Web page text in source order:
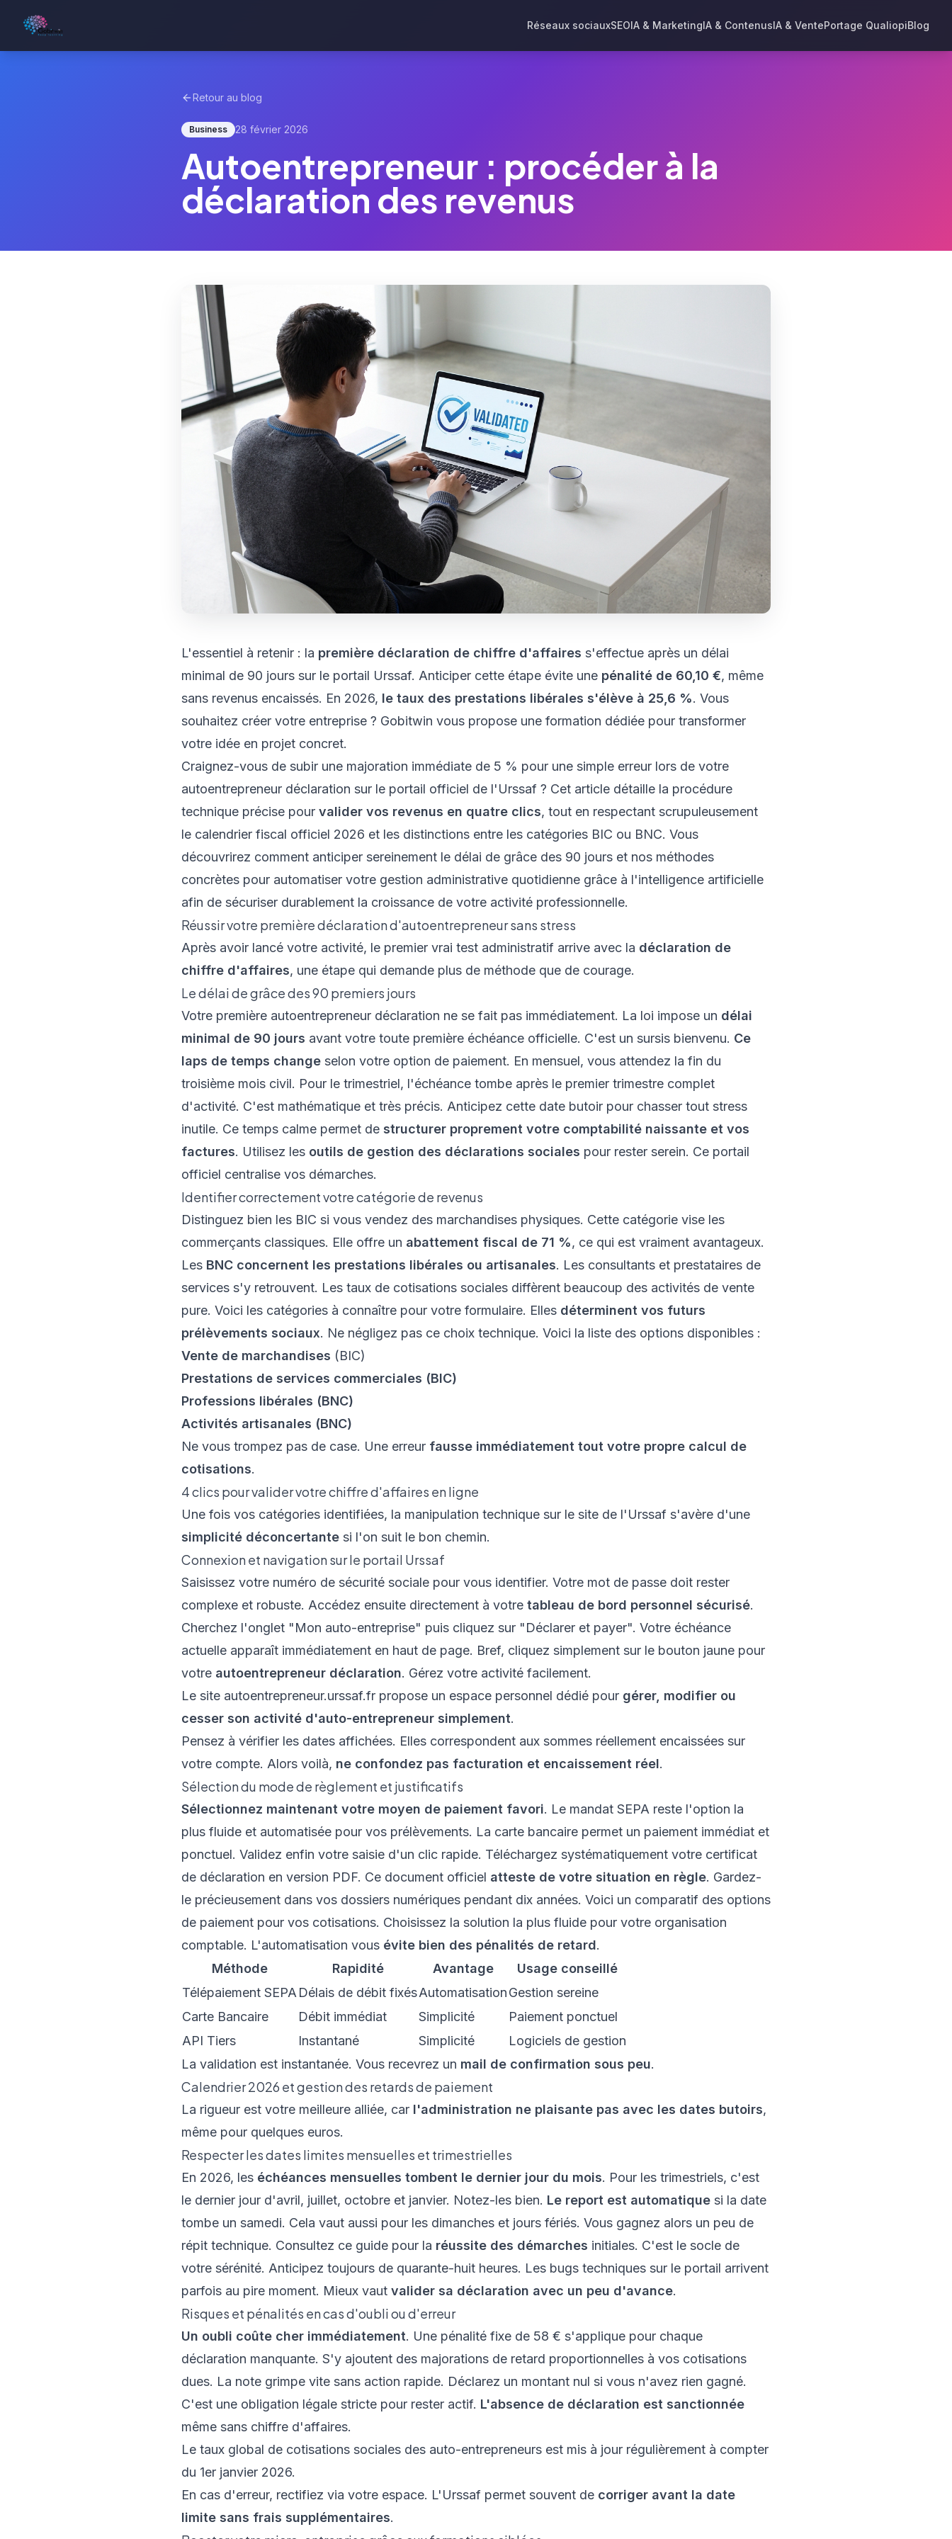
Réseaux sociauxSEOIA & MarketingIA & ContenusIA & VentePortage QualiopiBlog
Retour au blog
Business 28 février 2026
Autoentrepreneur : procéder à la
déclaration des revenus
L'essentiel à retenir : la première déclaration de chiffre d'affaires s'effectue après un délai
minimal de 90 jours sur le portail Urssaf. Anticiper cette étape évite une pénalité de 60,10 €, même
sans revenus encaissés. En 2026, le taux des prestations libérales s'élève à 25,6 %. Vous
souhaitez créer votre entreprise ? Gobitwin vous propose une formation dédiée pour transformer
votre idée en projet concret.
Craignez-vous de subir une majoration immédiate de 5 % pour une simple erreur lors de votre
autoentrepreneur déclaration sur le portail officiel de l'Urssaf ? Cet article détaille la procédure
technique précise pour valider vos revenus en quatre clics, tout en respectant scrupuleusement
le calendrier fiscal officiel 2026 et les distinctions entre les catégories BIC ou BNC. Vous
découvrirez comment anticiper sereinement le délai de grâce des 90 jours et nos méthodes
concrètes pour automatiser votre gestion administrative quotidienne grâce à l'intelligence artificielle
afin de sécuriser durablement la croissance de votre activité professionnelle.
Réussir votre première déclaration d'autoentrepreneur sans stress
Après avoir lancé votre activité, le premier vrai test administratif arrive avec la déclaration de
chiffre d'affaires, une étape qui demande plus de méthode que de courage.
Le délai de grâce des 90 premiers jours
Votre première autoentrepreneur déclaration ne se fait pas immédiatement. La loi impose un délai
minimal de 90 jours avant votre toute première échéance officielle. C'est un sursis bienvenu. Ce
laps de temps change selon votre option de paiement. En mensuel, vous attendez la fin du
troisième mois civil. Pour le trimestriel, l'échéance tombe après le premier trimestre complet
d'activité. C'est mathématique et très précis. Anticipez cette date butoir pour chasser tout stress
inutile. Ce temps calme permet de structurer proprement votre comptabilité naissante et vos
factures. Utilisez les outils de gestion des déclarations sociales pour rester serein. Ce portail
officiel centralise vos démarches.
Identifier correctement votre catégorie de revenus
Distinguez bien les BIC si vous vendez des marchandises physiques. Cette catégorie vise les
commerçants classiques. Elle offre un abattement fiscal de 71 %, ce qui est vraiment avantageux.
Les BNC concernent les prestations libérales ou artisanales. Les consultants et prestataires de
services s'y retrouvent. Les taux de cotisations sociales diffèrent beaucoup des activités de vente
pure. Voici les catégories à connaître pour votre formulaire. Elles déterminent vos futurs
prélèvements sociaux. Ne négligez pas ce choix technique. Voici la liste des options disponibles :
Vente de marchandises (BIC)
Prestations de services commerciales (BIC)
Professions libérales (BNC)
Activités artisanales (BNC)
Ne vous trompez pas de case. Une erreur fausse immédiatement tout votre propre calcul de
cotisations.
4 clics pour valider votre chiffre d'affaires en ligne
Une fois vos catégories identifiées, la manipulation technique sur le site de l'Urssaf s'avère d'une
simplicité déconcertante si l'on suit le bon chemin.
Connexion et navigation sur le portail Urssaf
Saisissez votre numéro de sécurité sociale pour vous identifier. Votre mot de passe doit rester
complexe et robuste. Accédez ensuite directement à votre tableau de bord personnel sécurisé.
Cherchez l'onglet "Mon auto-entreprise" puis cliquez sur "Déclarer et payer". Votre échéance
actuelle apparaît immédiatement en haut de page. Bref, cliquez simplement sur le bouton jaune pour
votre autoentrepreneur déclaration. Gérez votre activité facilement.
Le site autoentrepreneur.urssaf.fr propose un espace personnel dédié pour gérer, modifier ou
cesser son activité d'auto-entrepreneur simplement.
Pensez à vérifier les dates affichées. Elles correspondent aux sommes réellement encaissées sur
votre compte. Alors voilà, ne confondez pas facturation et encaissement réel.
Sélection du mode de règlement et justificatifs
Sélectionnez maintenant votre moyen de paiement favori. Le mandat SEPA reste l'option la
plus fluide et automatisée pour vos prélèvements. La carte bancaire permet un paiement immédiat et
ponctuel. Validez enfin votre saisie d'un clic rapide. Téléchargez systématiquement votre certificat
de déclaration en version PDF. Ce document officiel atteste de votre situation en règle. Gardez-
le précieusement dans vos dossiers numériques pendant dix années. Voici un comparatif des options
de paiement pour vos cotisations. Choisissez la solution la plus fluide pour votre organisation
comptable. L'automatisation vous évite bien des pénalités de retard.
Méthode
Rapidité Avantage
Usage conseillé
Télépaiement SEPADélais de débit fixésAutomatisationGestion sereine
Carte Bancaire
Débit immédiat Simplicité
Paiement ponctuel
API Tiers
Instantané Simplicité
Logiciels de gestion
La validation est instantanée. Vous recevrez un mail de confirmation sous peu.
Calendrier 2026 et gestion des retards de paiement
La rigueur est votre meilleure alliée, car l'administration ne plaisante pas avec les dates butoirs,
même pour quelques euros.
Respecter les dates limites mensuelles et trimestrielles
En 2026, les échéances mensuelles tombent le dernier jour du mois. Pour les trimestriels, c'est
le dernier jour d'avril, juillet, octobre et janvier. Notez-les bien. Le report est automatique si la date
tombe un samedi. Cela vaut aussi pour les dimanches et jours fériés. Vous gagnez alors un peu de
répit technique. Consultez ce guide pour la réussite des démarches initiales. C'est le socle de
votre sérénité. Anticipez toujours de quarante-huit heures. Les bugs techniques sur le portail arrivent
parfois au pire moment. Mieux vaut valider sa déclaration avec un peu d'avance.
Risques et pénalités en cas d'oubli ou d'erreur
Un oubli coûte cher immédiatement. Une pénalité fixe de 58 € s'applique pour chaque
déclaration manquante. S'y ajoutent des majorations de retard proportionnelles à vos cotisations
dues. La note grimpe vite sans action rapide. Déclarez un montant nul si vous n'avez rien gagné.
C'est une obligation légale stricte pour rester actif. L'absence de déclaration est sanctionnée
même sans chiffre d'affaires.
Le taux global de cotisations sociales des auto-entrepreneurs est mis à jour régulièrement à compter
du 1er janvier 2026.
En cas d'erreur, rectifiez via votre espace. L'Urssaf permet souvent de corriger avant la date
limite sans frais supplémentaires.